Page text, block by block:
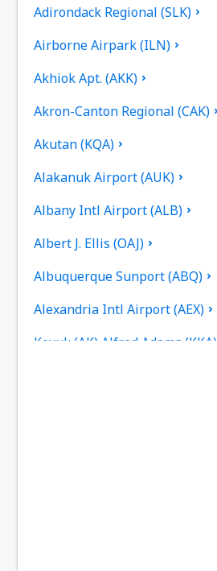
Adirondack Regional (SLK)
Airborne Airpark (ILN)
Akhiok Apt. (AKK)
Akron-Canton Regional (CAK)
Akutan (KQA)
Alakanuk Airport (AUK)
Albany Intl Airport (ALB)
Albert J. Ellis (OAJ)
Albuquerque Sunport (ABQ)
Alexandria Intl Airport (AEX)
Koyuk (AK) Alfred Adams (KKA)